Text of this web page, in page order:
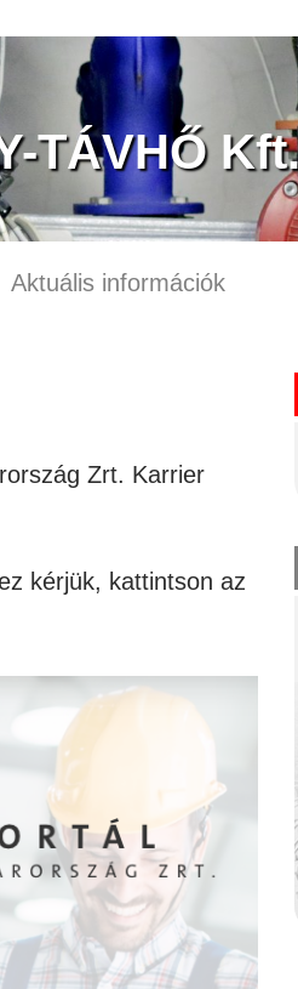
TÁVHŐ
Aktuális információk
Zrt. Karrier
kérjük, kattintson az